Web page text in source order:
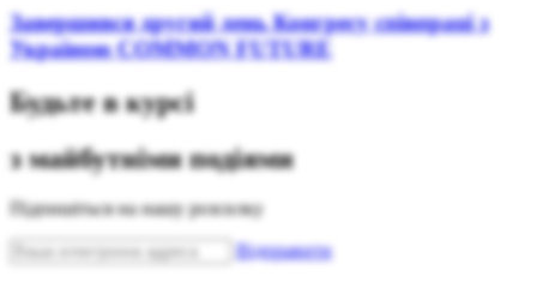
Завершився другий день Конгресу співпраці з
Україною COMMON FUTURE
Будьте в курсі
з майбутніми подіями
Підпишіться на нашу розсилку
Bідправити